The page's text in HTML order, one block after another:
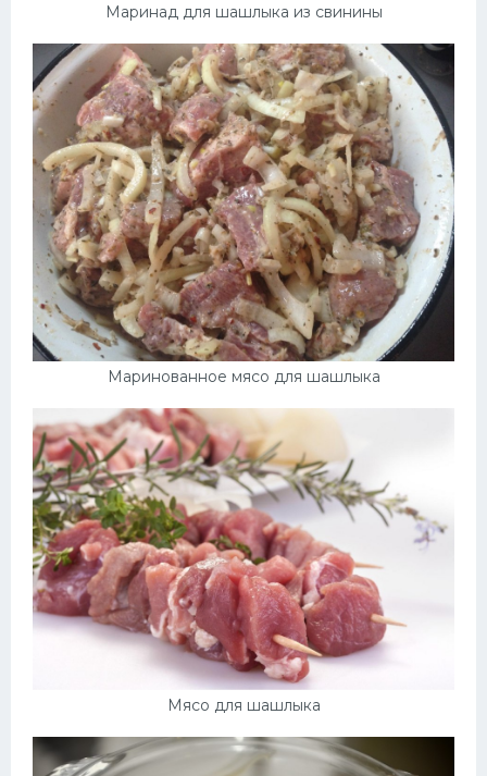
Маринад для шашлыка из свинины
Маринованное мясо для шашлыка
Мясо для шашлыка